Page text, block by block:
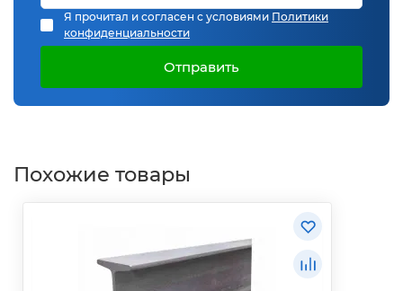
Я прочитал и согласен с условиями Политики
конфиденциальности
Отправить
Похожие товары